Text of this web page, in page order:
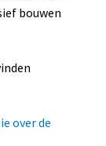
bouwen
over de